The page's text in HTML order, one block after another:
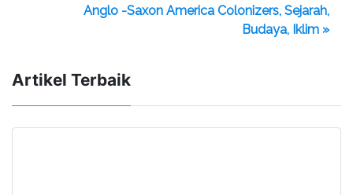
Anglo -Saxon America Colonizers, Sejarah,
Budaya, Iklim »
Artikel Terbaik